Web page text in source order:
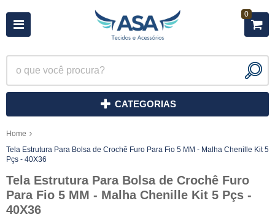
0
CATEGORIAS
Home
Tela Estrutura Para Bolsa de Crochê Furo Para Fio 5 MM - Malha Chenille Kit 5
Pçs - 40X36
Tela Estrutura Para Bolsa de Crochê Furo
Para Fio 5 MM - Malha Chenille Kit 5 Pçs -
40X36